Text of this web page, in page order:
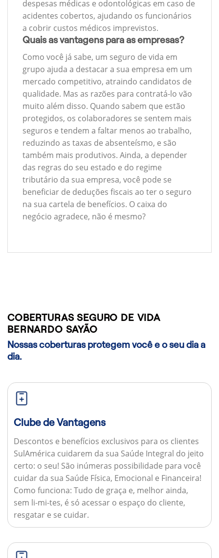
despesas médicas e odontológicas em caso de
acidentes cobertos, ajudando os funcionários
a cobrir custos médicos imprevistos.
Quais as vantagens para as empresas?
Como você já sabe, um seguro de vida em
grupo ajuda a destacar a sua empresa em um
mercado competitivo, atraindo candidatos de
qualidade. Mas as razões para contratá-lo vão
muito além disso. Quando sabem que estão
protegidos, os colaboradores se sentem mais
seguros e tendem a faltar menos ao trabalho,
reduzindo as taxas de absenteísmo, e são
também mais produtivos. Ainda, a depender
das regras do seu estado e do regime
tributário da sua empresa, você pode se
beneficiar de deduções fiscais ao ter o seguro
na sua cartela de benefícios. O caixa do
negócio agradece, não é mesmo?
COBERTURAS SEGURO DE VIDA
BERNARDO SAYÃO
Nossas coberturas protegem você e o seu dia a
dia.
Clube de Vantagens
Descontos e benefícios exclusivos para os clientes
SulAmérica cuidarem da sua Saúde Integral do jeito
certo: o seu! São inúmeras possibilidade para você
cuidar da sua Saúde Física, Emocional e Financeira!
Como funciona: Tudo de graça e, melhor ainda,
sem li-mi-tes, é só acessar o espaço do cliente,
resgatar e se cuidar.